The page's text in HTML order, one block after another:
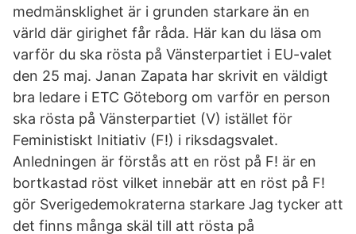
medmänsklighet är i grunden starkare än en
värld där girighet får råda. Här kan du läsa om
varför du ska rösta på Vänsterpartiet i EU-valet
den 25 maj. Janan Zapata har skrivit en väldigt
bra ledare i ETC Göteborg om varför en person
ska rösta på Vänsterpartiet (V) istället för
Feministiskt Initiativ (F!) i riksdagsvalet.
Anledningen är förstås att en röst på F! är en
bortkastad röst vilket innebär att en röst på F!
gör Sverigedemokraterna starkare Jag tycker att
det finns många skäl till att rösta på